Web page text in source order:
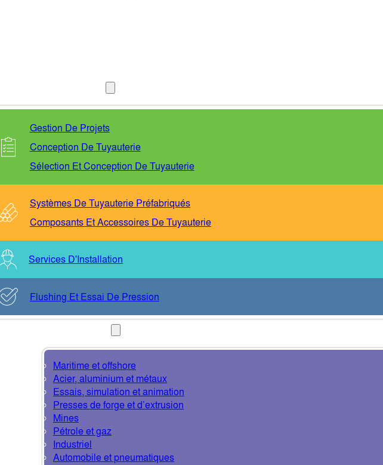
Gestion De Projets
Conception De Tuyauterie
Sélection Et Conception De Tuyauterie
Systèmes De Tuyauterie Préfabriqués
Composants Et Accessoires De Tuyauterie
Services D'Installation
Flushing Et Essai De Pression
Maritime et offshore
Acier, aluminium et métaux
Essais, simulation et animation
Presses de forge et d’extrusion
Mines
Pétrole et gaz
Industriel
Automobile et pneumatiques